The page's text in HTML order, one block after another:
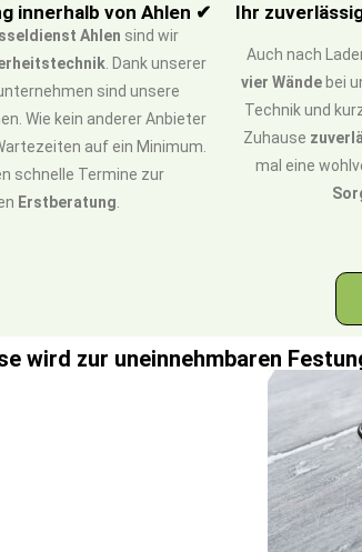
innerhalb von Ahlen ✔
Ahlen sind wir
. Dank unserer
sind unsere
Wie kein anderer Anbieter
auf ein Minimum.
schnelle Termine zur
Erstberatung
Ihr
Auch nach
vier Wändebei
Technik und
Zuhause
mal eine
wird zur uneinnehmbaren